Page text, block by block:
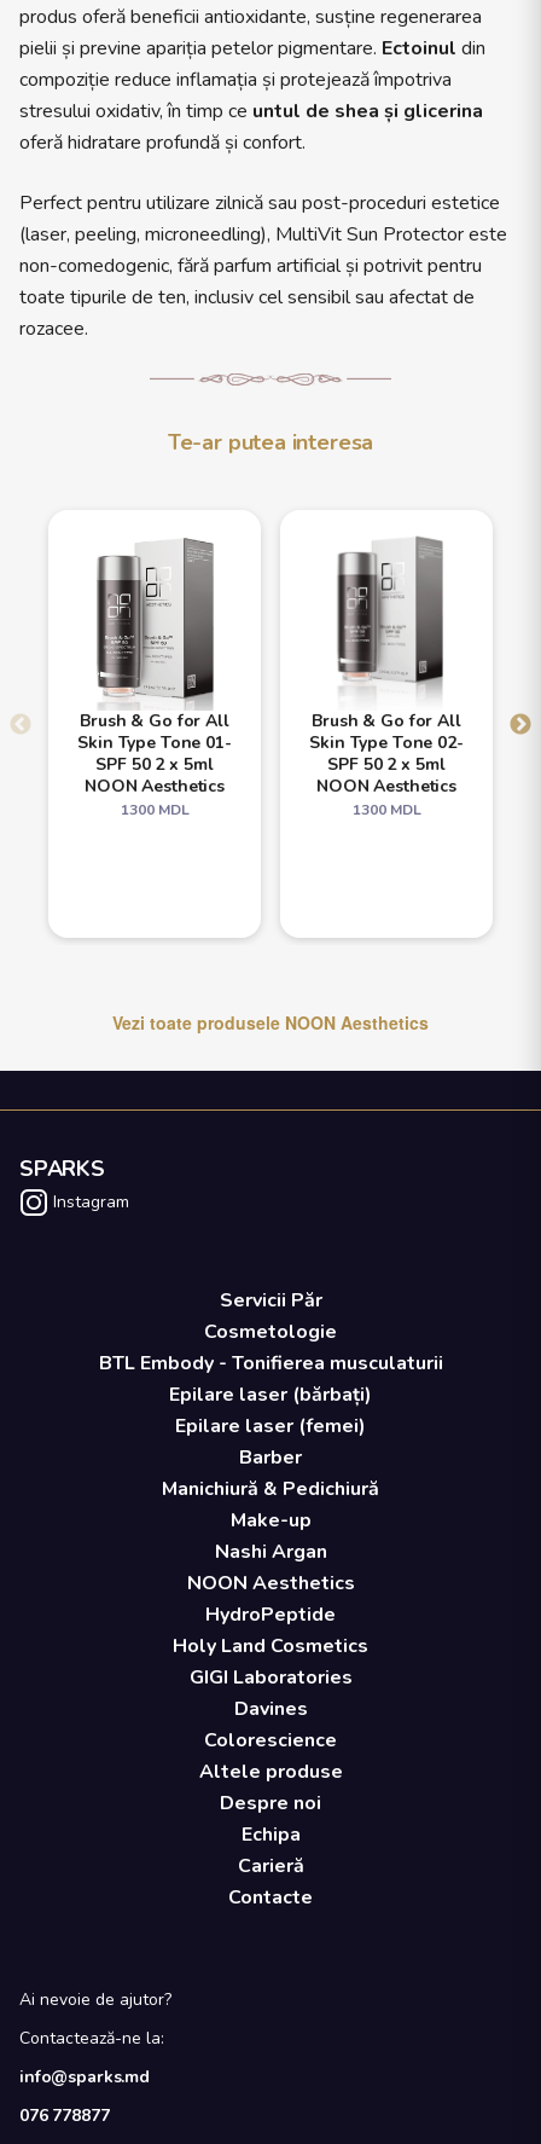
produs oferă beneficii antioxidante, susține regenerarea
pielii și previne apariția petelor pigmentare. Ectoinul din
compoziție reduce inflamația și protejează împotriva
stresului oxidativ, în timp ce untul de shea și glicerina
oferă hidratare profundă și confort.
Perfect pentru utilizare zilnică sau post-proceduri estetice
(laser, peeling, microneedling), MultiVit Sun Protector este
non-comedogenic, fără parfum artificial și potrivit pentru
toate tipurile de ten, inclusiv cel sensibil sau afectat de
rozacee.
Te-ar putea interesa
Brush & Go for All
Skin Type Tone 01-
SPF 50 2 x 5ml
NOON Aesthetics
1300MDL
Brush & Go for All
Skin Type Tone 02-
SPF 50 2 x 5ml
NOON Aesthetics
1300MDL
Vezi toate produsele NOON Aesthetics
SPARKS
Instagram
Servicii Păr
Cosmetologie
BTL Embody - Tonifierea musculaturii
Epilare laser (bărbați)
Epilare laser (femei)
Barber
Manichiură & Pedichiură
Make-up
Nashi Argan
NOON Aesthetics
HydroPeptide
Holy Land Cosmetics
GIGI Laboratories
Davines
Colorescience
Altele produse
Despre noi
Echipa
Carieră
Contacte
Ai nevoie de ajutor?
Contactează-ne la:
info@sparks.md
076 778877